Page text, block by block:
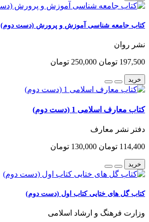
کتاب جامعه شناسی آموزش و پرورش (دست دوم)
نشر روان
197,500 تومان 250,000 تومان
خرید
کتاب معارف اسلامی 1 (دست دوم)
دفتر نشر معارف
114,400 تومان 130,000 تومان
خرید
کتاب گل های ختایی کتاب اول (دست دوم)
وزارت فرهنگ و ارشاد اسلامی